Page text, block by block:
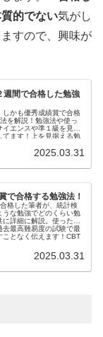
的でない気がし
すので、興味が
週間で合格した勉強
しかも優秀成績賞で合格
を解説！勉強法や使っ
エンスや準１級を見据
てます！上を見据える勉
2025.03.31
で合格する勉強法！
格した筆者が、統計検
うな勉強でどのくらい勉
詳細に解説。使った参
去最高難易度の試験で最
ことなく伝えます！CBT
2025.03.31